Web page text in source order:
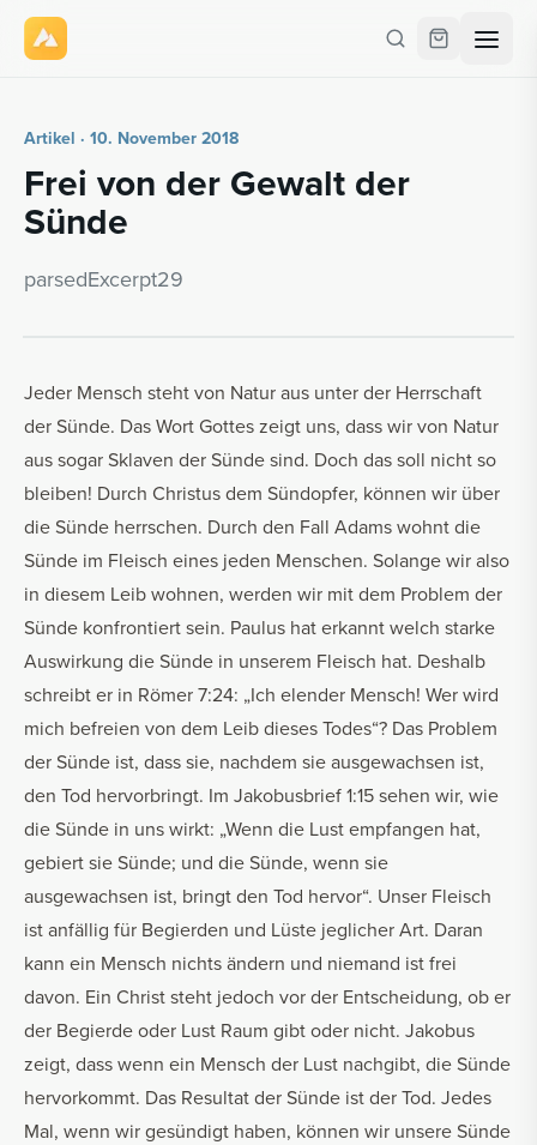
Artikel · 10. November 2018
Frei von der Ge­walt der
Sünde
par­se­dE­x­cerpt29
Jeder Mensch steht von Natur aus unter der Herrschaft
der Sünde. Das Wort Gottes zeigt uns, dass wir von Natur
aus sogar Sklaven der Sünde sind. Doch das soll nicht so
bleiben! Durch Christus dem Sündopfer, können wir über
die Sünde herrschen. Durch den Fall Adams wohnt die
Sünde im Fleisch eines jeden Menschen. Solange wir also
in diesem Leib wohnen, werden wir mit dem Problem der
Sünde konfrontiert sein. Paulus hat erkannt welch starke
Auswirkung die Sünde in unserem Fleisch hat. Deshalb
schreibt er in Römer 7:24: „Ich elender Mensch! Wer wird
mich befreien von dem Leib dieses Todes“? Das Problem
der Sünde ist, dass sie, nachdem sie ausgewachsen ist,
den Tod hervorbringt. Im Jakobusbrief 1:15 sehen wir, wie
die Sünde in uns wirkt: „Wenn die Lust empfangen hat,
gebiert sie Sünde; und die Sünde, wenn sie
ausgewachsen ist, bringt den Tod hervor“. Unser Fleisch
ist anfällig für Begierden und Lüste jeglicher Art. Daran
kann ein Mensch nichts ändern und niemand ist frei
davon. Ein Christ steht jedoch vor der Entscheidung, ob er
der Begierde oder Lust Raum gibt oder nicht. Jakobus
zeigt, dass wenn ein Mensch der Lust nachgibt, die Sünde
hervorkommt. Das Resultat der Sünde ist der Tod. Jedes
Mal, wenn wir gesündigt haben, können wir unsere Sünde